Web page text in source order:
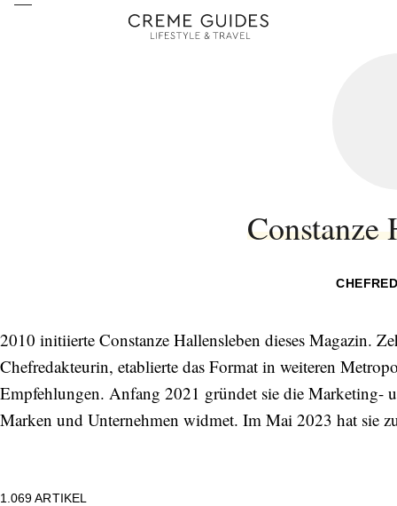
Constanze
2010 initiierte Constanze Hallensleben dieses Magazin.
Chefredakteurin, etablierte das Format in weiteren
Empfehlungen. Anfang 2021 gründet sie die Marketing-
Marken und Unternehmen widmet. Im Mai 2023 hat sie
1.069ARTIKEL